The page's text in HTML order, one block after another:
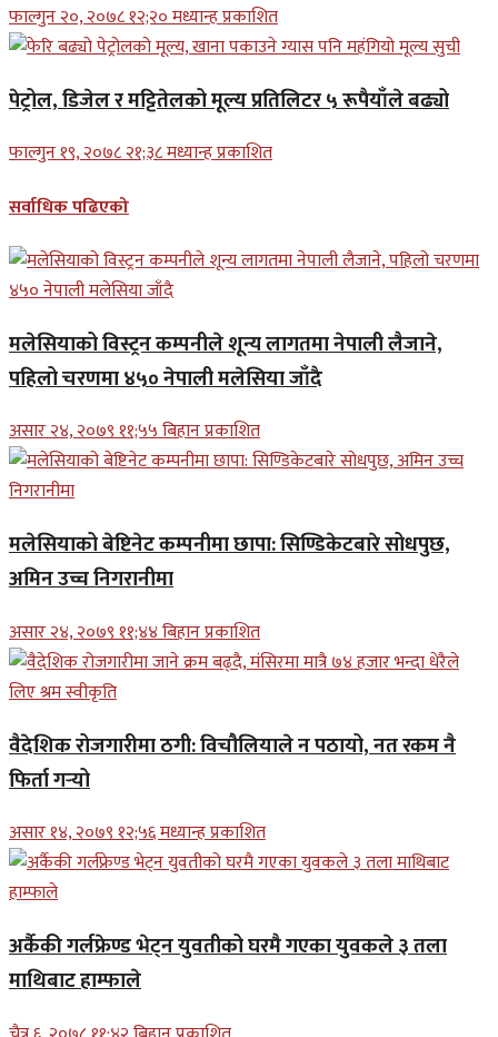
फाल्गुन २०, २०७८ १२;२० मध्यान्ह प्रकाशित
पेट्रोल, डिजेल र मट्टितेलको मूल्य प्रतिलिटर ५ रूपैयाँले बढ्यो
फाल्गुन १९, २०७८ २१;३८ मध्यान्ह प्रकाशित
सर्वाधिक पढिएको
मलेसियाको विस्ट्रन कम्पनीले शून्य लागतमा नेपाली लैजाने,
पहिलो चरणमा ४५० नेपाली मलेसिया जाँदै
असार २४, २०७९ ११;५५ बिहान प्रकाशित
मलेसियाको बेष्टिनेट कम्पनीमा छापा: सिण्डिकेटबारे सोधपुछ,
अमिन उच्च निगरानीमा
असार २४, २०७९ ११;४४ बिहान प्रकाशित
वैदेशिक रोजगारीमा ठगी: विचौलियाले न पठायो, नत रकम नै
फिर्ता गर्‍यो
असार १४, २०७९ १२;५६ मध्यान्ह प्रकाशित
अर्कैकी गर्लफ्रेण्ड भेट्न युवतीको घरमै गएका युवकले ३ तला
माथिबाट हाम्फाले